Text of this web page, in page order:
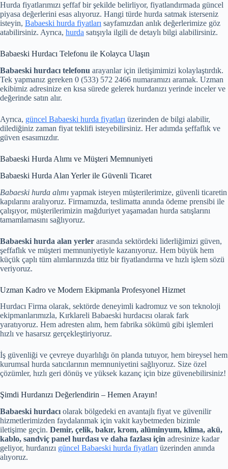
Hurda fiyatlarımızı şeffaf bir şekilde belirliyor, fiyatlandırmada güncel
piyasa değerlerini esas alıyoruz. Hangi türde hurda satmak isterseniz
isteyin, Babaeski hurda fiyatları sayfamızdan anlık değerlerimize göz
atabilirsiniz. Ayrıca, hurda satışıyla ilgili de detaylı bilgi alabilirsiniz.
Babaeski Hurdacı Telefonu ile Kolayca Ulaşın
Babaeski hurdacı telefonu arayanlar için iletişimimizi kolaylaştırdık.
Tek yapmanız gereken 0 (533) 572 2466 numaramızı aramak. Uzman
ekibimiz adresinize en kısa sürede gelerek hurdanızı yerinde inceler ve
değerinde satın alır.
Ayrıca, güncel Babaeski hurda fiyatları üzerinden de bilgi alabilir,
dilediğiniz zaman fiyat teklifi isteyebilirsiniz. Her adımda şeffaflık ve
güven esasımızdır.
Babaeski Hurda Alımı ve Müşteri Memnuniyeti
Babaeski Hurda Alan Yerler ile Güvenli Ticaret
Babaeski hurda alımı yapmak isteyen müşterilerimize, güvenli ticaretin
kapılarını aralıyoruz. Firmamızda, teslimatta anında ödeme prensibi ile
çalışıyor, müşterilerimizin mağduriyet yaşamadan hurda satışlarını
tamamlamasını sağlıyoruz.
Babaeski hurda alan yerler arasında sektördeki liderliğimizi güven,
şeffaflık ve müşteri memnuniyetiyle kazanıyoruz. Hem büyük hem
küçük çaplı tüm alımlarınızda titiz bir fiyatlandırma ve hızlı işlem sözü
veriyoruz.
Uzman Kadro ve Modern Ekipmanla Profesyonel Hizmet
Hurdacı Firma olarak, sektörde deneyimli kadromuz ve son teknoloji
ekipmanlarımızla, Kırklareli Babaeski hurdacısı olarak fark
yaratıyoruz. Hem adresten alım, hem fabrika sökümü gibi işlemleri
hızlı ve hasarsız gerçekleştiriyoruz.
İş güvenliği ve çevreye duyarlılığı ön planda tutuyor, hem bireysel hem
kurumsal hurda satıcılarının memnuniyetini sağlıyoruz. Size özel
çözümler, hızlı geri dönüş ve yüksek kazanç için bize güvenebilirsiniz!
Şimdi Hurdanızı Değerlendirin – Hemen Arayın!
Babaeski hurdacı olarak bölgedeki en avantajlı fiyat ve güvenilir
hizmetlerimizden faydalanmak için vakit kaybetmeden bizimle
iletişime geçin. Demir, çelik, bakır, krom, alüminyum, klima, akü,
kablo, sandviç panel hurdası ve daha fazlası için adresinize kadar
geliyor, hurdanızı güncel Babaeski hurda fiyatları üzerinden anında
alıyoruz.